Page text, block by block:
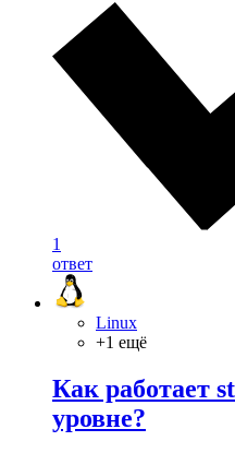
1
ответ
Linux
+1 ещё
Как работает
уровне?